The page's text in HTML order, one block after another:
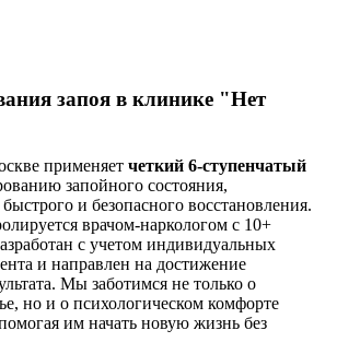
запоя в клинике "Нет
применяет четкий 6-ступенчатый
запойного состояния,
и безопасного восстановления.
врачом-наркологом с 10+
с учетом индивидуальных
и направлен на достижение
Мы заботимся не только о
но и о психологическом комфорте
им начать новую жизнь без